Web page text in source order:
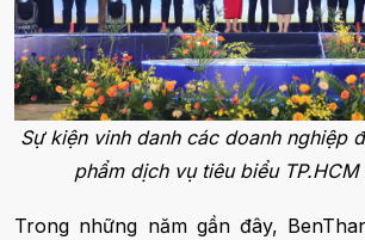
Sự kiện vinh danh các doanh nghiệp
phẩm dịch vụ tiêu biểu TP.HCM
Trong những năm gần đây,